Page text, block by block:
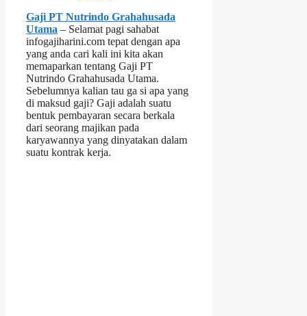
Gaji PT Nutrindo Grahahusada
Utama – Selamat pagi sahabat
infogajiharini.com tepat dengan apa
yang anda cari kali ini kita akan
memaparkan tentang Gaji PT
Nutrindo Grahahusada Utama.
Sebelumnya kalian tau ga si apa yang
di maksud gaji? Gaji adalah suatu
bentuk pembayaran secara berkala
dari seorang majikan pada
karyawannya yang dinyatakan dalam
suatu kontrak kerja.